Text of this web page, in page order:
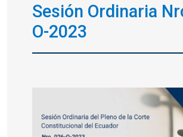
Sesión Ordinaria
O-2023